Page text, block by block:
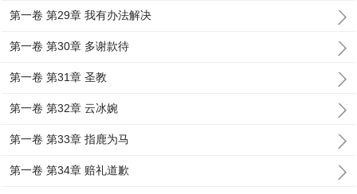
第一卷 第29章 我有办法解决
第一卷 第30章 多谢款待
第一卷 第31章 圣教
第一卷 第32章 云冰婉
第一卷 第33章 指鹿为马
第一卷 第34章 赔礼道歉